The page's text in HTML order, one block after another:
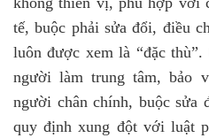
tế, buộc phải sửa đổi, điều
luôn được xem là “đặc
người làm trung tâm, bảo
người chân chính, buộc sửa
quy định xung đột với luật